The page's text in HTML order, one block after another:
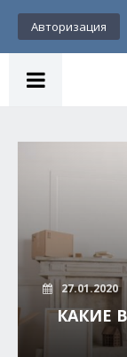
Авторизация
27.01.2020
КАКИЕ